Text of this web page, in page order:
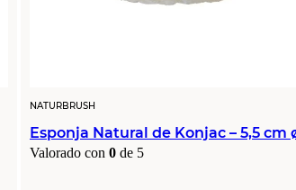
NATURBRUSH
Esponja Natural de Konjac – 5,5 cm
Valorado con 0 de 5